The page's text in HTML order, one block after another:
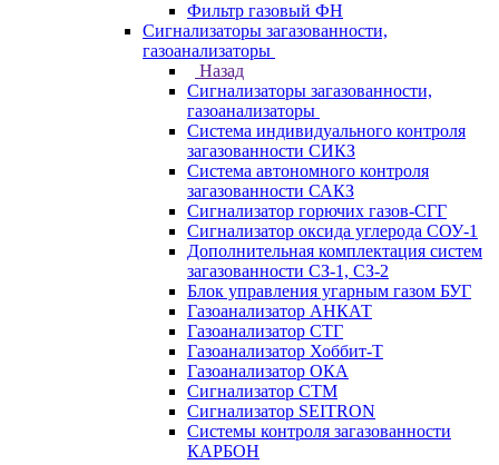
Фильтр газовый ФН
Сигнализаторы загазованности,
газоанализаторы
Назад
Сигнализаторы загазованности,
газоанализаторы
Система индивидуального контроля
загазованности СИКЗ
Система автономного контроля
загазованности САКЗ
Сигнализатор горючих газов-СГГ
Сигнализатор оксида углерода СОУ-1
Дополнительная комплектация систем
загазованности СЗ-1, СЗ-2
Блок управления угарным газом БУГ
Газоанализатор АНКАТ
Газоанализатор СТГ
Газоанализатор Хоббит-Т
Газоанализатор ОКА
Сигнализатор СТМ
Сигнализатор SEITRON
Системы контроля загазованности
КАРБОН